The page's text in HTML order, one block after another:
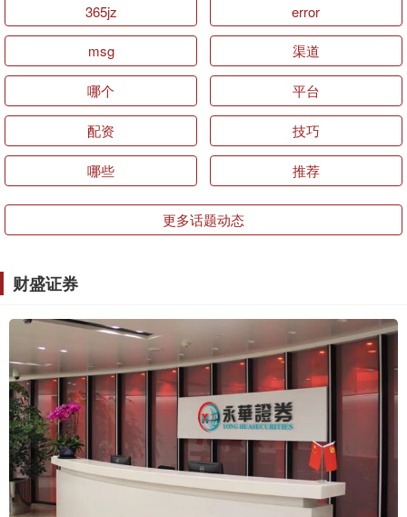
365jz error
msg 渠道
哪个 平台
配资 技巧
哪些 推荐
更多话题动态
财盛证券